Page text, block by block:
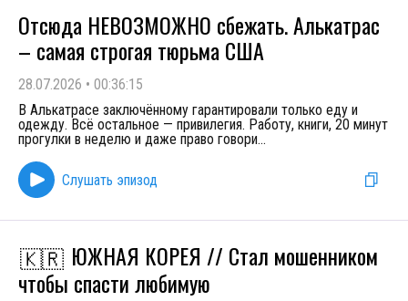
Отсюда НЕВОЗМОЖНО сбежать. Алькатрас
– самая строгая тюрьма США
28.07.2026 • 00:36:15
В Алькатрасе заключённому гарантировали только еду и
одежду. Всё остальное — привилегия. Работу, книги, 20 минут
прогулки в неделю и даже право говори...
Слушать эпизод
🇰🇷 ЮЖНАЯ КОРЕЯ // Стал мошенником
чтобы спасти любимую